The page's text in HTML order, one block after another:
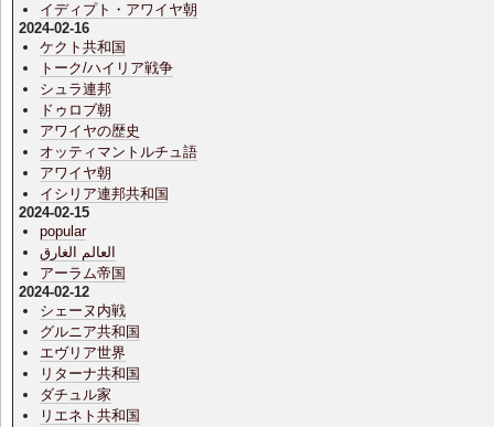
イディプト・アワイヤ朝
2024-02-16
ケクト共和国
トーク/ハイリア戦争
シュラ連邦
ドゥロブ朝
アワイヤの歴史
オッティマントルチュ語
アワイヤ朝
イシリア連邦共和国
2024-02-15
popular
العالم الغارق
アーラム帝国
2024-02-12
シェーヌ内戦
グルニア共和国
エヴリア世界
リターナ共和国
ダチュル家
リエネト共和国